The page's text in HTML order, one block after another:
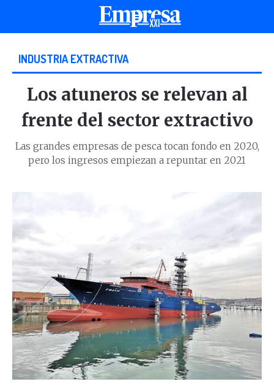
INDUSTRIA EXTRACTIVA
Los atuneros se relevan al
frente del sector extractivo
Las grandes empresas de pesca tocan fondo en 2020,
pero los ingresos empiezan a repuntar en 2021